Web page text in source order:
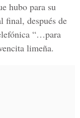
hubo para su
final, después de
“…para
limeña.